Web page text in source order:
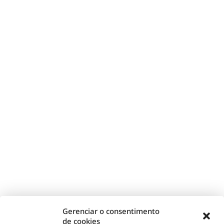
Gerenciar o consentimento
de cookies